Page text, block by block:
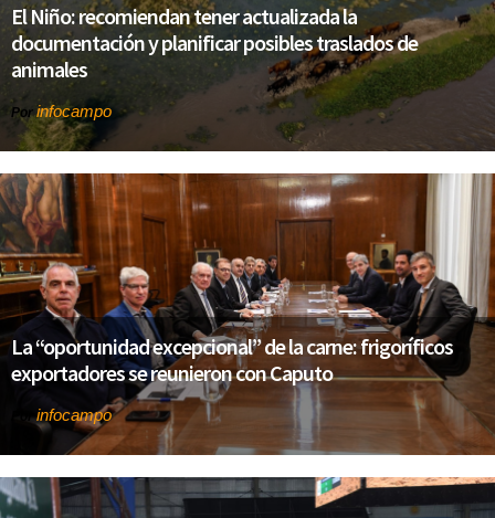
El Niño: recomiendan tener actualizada la
documentación y planificar posibles traslados de
animales
Por infocampo
La “oportunidad excepcional” de la carne: frigoríficos
exportadores se reunieron con Caputo
Porinfocampo